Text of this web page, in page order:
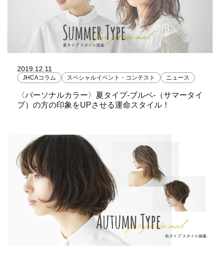
2019.12.11
JHCAコラム スペシャルイベント・コンテスト ニュース
〈パーソナルカラー〉夏タイプ-ブルベ-（サマータイ
プ）の方の印象をUPさせる運命スタイル！